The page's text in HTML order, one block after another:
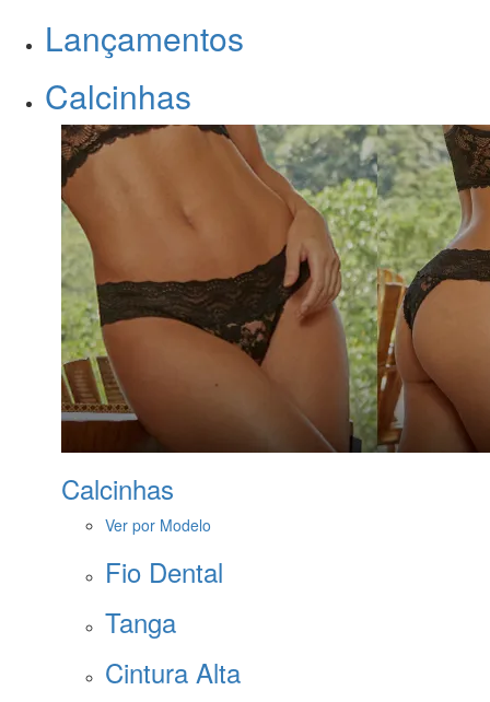
Lançamentos
Calcinhas
Calcinhas
Ver por Modelo
Fio Dental
Tanga
Cintura Alta